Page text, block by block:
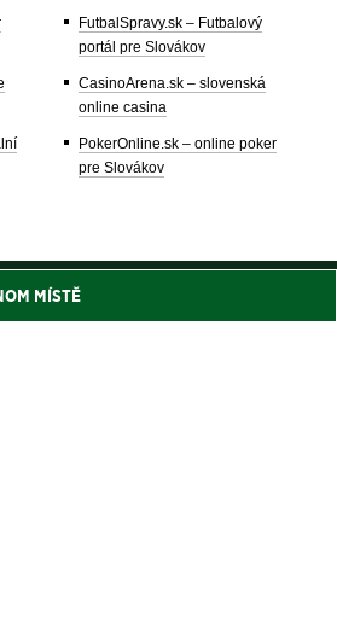
FutbalSpravy.sk – Futbalový
portál pre Slovákov
CasinoArena.sk – slovenská
online casina
PokerOnline.sk – online poker
pre Slovákov
MÍSTĚ